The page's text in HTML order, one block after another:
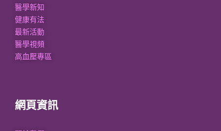
醫學新知
健康有法
最新活動
醫學視頻
高血壓專區
網頁資訊